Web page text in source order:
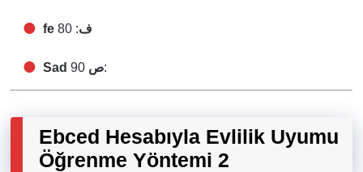
fe ف: 80
Sad 90 ص:
Ebced Hesabıyla Evlilik Uyumu
Öğrenme Yöntemi 2